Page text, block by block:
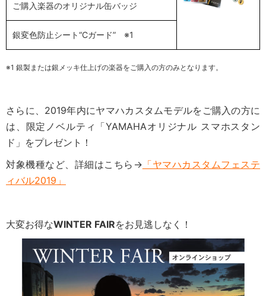
ご購入楽器のオリジナル缶バッジ
銀変色防止シート“Cガード” ※1
※1 銀製または銀メッキ仕上げの楽器をご購入の方のみとなります。
さらに、2019年内にヤマハカスタムモデルをご購入の方に
は、限定ノベルティ「YAMAHAオリジナル スマホスタン
ド」をプレゼント！
対象機種など、詳細はこちら→ 「ヤマハカスタムフェステ
ィバル2019」
大変お得なWINTER FAIRをお見逃しなく！